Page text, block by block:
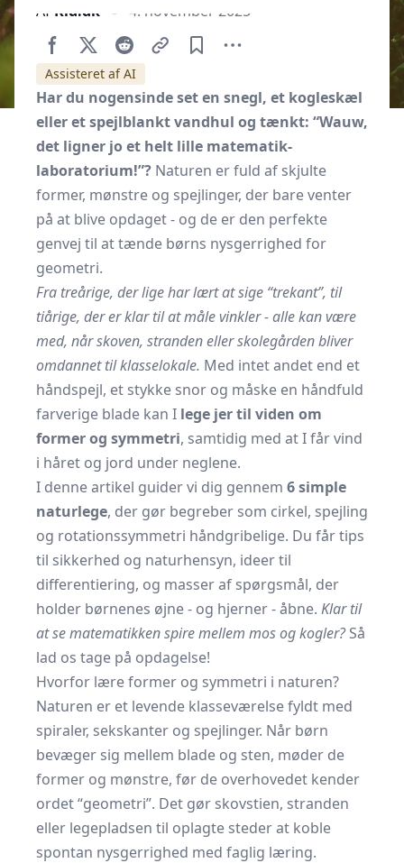
Af Kid.dk 4. november 2025
Assisteret af AI
Har du nogensinde set en snegl, et kogleskæl
eller et spejlblankt vandhul og tænkt: “Wauw,
det ligner jo et helt lille matematik­
laboratorium!”? Naturen er fuld af skjulte
former, mønstre og spejlinger, der bare venter
på at blive opdaget - og de er den perfekte
genvej til at tænde børns nysgerrighed for
geometri.
Fra treårige, der lige har lært at sige “trekant”, til
tiårige, der er klar til at måle vinkler - alle kan være
med, når skoven, stranden eller skolegården bliver
omdannet til klasselokale. Med intet andet end et
håndspejl, et stykke snor og måske en håndfuld
farverige blade kan I lege jer til viden om
former og symmetri, samtidig med at I får vind
i håret og jord under neglene.
I denne artikel guider vi dig gennem 6 simple
naturlege, der gør begreber som cirkel, spejling
og rotations­symmetri håndgribelige. Du får tips
til sikkerhed og naturhensyn, ideer til
differentiering, og masser af spørgsmål, der
holder børnenes øjne - og hjerner - åbne. Klar til
at se matematikken spire mellem mos og kogler?Så
lad os tage på opdagelse!
Hvorfor lære former og symmetri i naturen?
Naturen er et levende klasseværelse fyldt med
spiraler, sekskanter og spejlinger. Når børn
bevæger sig mellem blade og sten, møder de
former og mønstre, før de overhovedet kender
ordet “geometri”. Det gør skovstien, stranden
eller legepladsen til oplagte steder at koble
spontan nysgerrighed med faglig læring.